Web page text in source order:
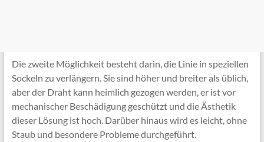
Die zweite Möglichkeit besteht darin, die Linie in speziellen
Sockeln zu verlängern. Sie sind höher und breiter als üblich,
aber der Draht kann heimlich gezogen werden, er ist vor
mechanischer Beschädigung geschützt und die Ästhetik
dieser Lösung ist hoch. Darüber hinaus wird es leicht, ohne
Staub und besondere Probleme durchgeführt.